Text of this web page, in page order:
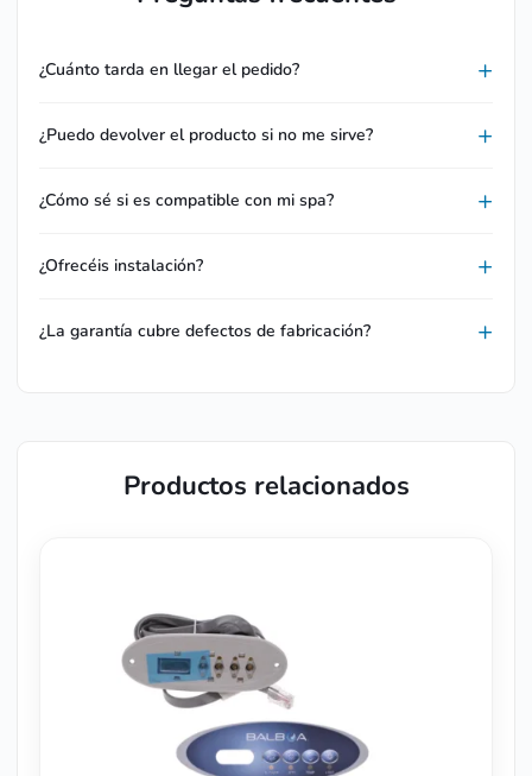
¿Cuánto tarda en llegar el pedido?
¿Puedo devolver el producto si no me sirve?
¿Cómo sé si es compatible con mi spa?
¿Ofrecéis instalación?
¿La garantía cubre defectos de fabricación?
Productos relacionados